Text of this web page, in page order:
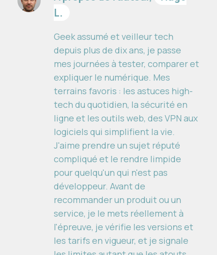
L.
Geek assumé et veilleur tech
depuis plus de dix ans, je passe
mes journées à tester, comparer et
expliquer le numérique. Mes
terrains favoris : les astuces high-
tech du quotidien, la sécurité en
ligne et les outils web, des VPN aux
logiciels qui simplifient la vie.
J'aime prendre un sujet réputé
compliqué et le rendre limpide
pour quelqu'un qui n'est pas
développeur. Avant de
recommander un produit ou un
service, je le mets réellement à
l'épreuve, je vérifie les versions et
les tarifs en vigueur, et je signale